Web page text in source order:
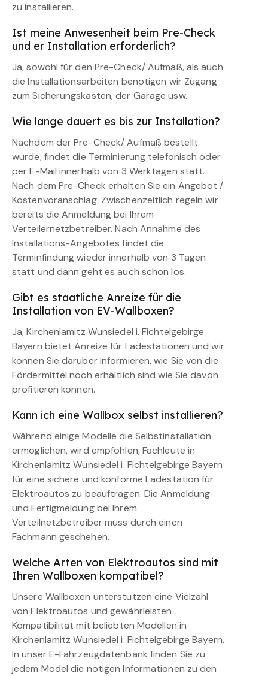
zu installieren.
Ist meine Anwesenheit beim Pre-Check
und er Installation erforderlich?
Ja, sowohl für den Pre-Check/ Aufmaß, als auch
die Installationsarbeiten benötigen wir Zugang
zum Sicherungskasten, der Garage usw.
Wie lange dauert es bis zur Installation?
Nachdem der Pre-Check/ Aufmaß bestellt
wurde, findet die Terminierung telefonisch oder
per E-Mail innerhalb von 3 Werktagen statt.
Nach dem Pre-Check erhalten Sie ein Angebot /
Kostenvoranschlag. Zwischenzeitlich regeln wir
bereits die Anmeldung bei Ihrem
Verteilernetzbetreiber. Nach Annahme des
Installations-Angebotes findet die
Terminfindung wieder innerhalb von 3 Tagen
statt und dann geht es auch schon los.
Gibt es staatliche Anreize für die
Installation von EV-Wallboxen?
Ja, Kirchenlamitz Wunsiedel i. Fichtelgebirge
Bayern bietet Anreize für Ladestationen und wir
können Sie darüber informieren, wie Sie von die
Fördermittel noch erhältlich sind wie Sie davon
profitieren können.
Kann ich eine Wallbox selbst installieren?
Während einige Modelle die Selbstinstallation
ermöglichen, wird empfohlen, Fachleute in
Kirchenlamitz Wunsiedel i. Fichtelgebirge Bayern
für eine sichere und konforme Ladestation für
Elektroautos zu beauftragen. Die Anmeldung
und Fertigmeldung bei Ihrem
Verteilnetzbetreiber muss durch einen
Fachmann geschehen.
Welche Arten von Elektroautos sind mit
Ihren Wallboxen kompatibel?
Unsere Wallboxen unterstützen eine Vielzahl
von Elektroautos und gewährleisten
Kompatibilität mit beliebten Modellen in
Kirchenlamitz Wunsiedel i. Fichtelgebirge Bayern.
In unser E-Fahrzeugdatenbank finden Sie zu
jedem Model die nötigen Informationen zu den